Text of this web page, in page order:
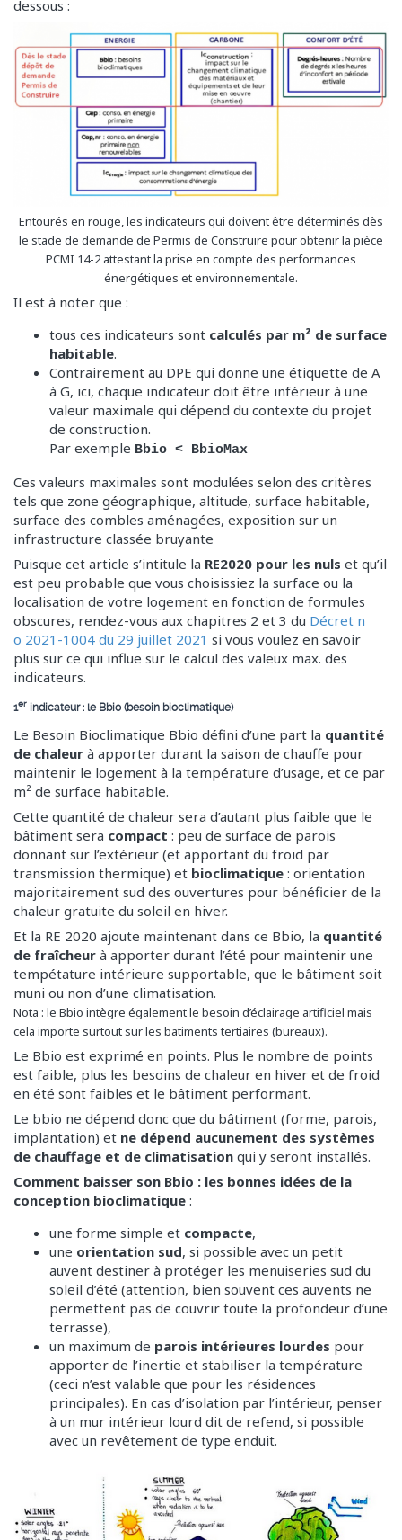
dessous :
Entourés en rouge, les indicateurs qui doivent être déterminés dès
le stade de demande de Permis de Construire pour obtenir la pièce
PCMI 14-2 attestant la prise en compte des performances
énergétiques et environnementale.
Il est à noter que :
tous ces indicateurs sont calculés par m² de surface
habitable.
Contrairement au DPE qui donne une étiquette de A
à G, ici, chaque indicateur doit être inférieur à une
valeur maximale qui dépend du contexte du projet
de construction.
Par exemple Bbio < BbioMax
Ces valeurs maximales sont modulées selon des critères
tels que zone géographique, altitude, surface habitable,
surface des combles aménagées, exposition sur un
infrastructure classée bruyante
Puisque cet article s’intitule la RE2020 pour les nuls et qu’il
est peu probable que vous choisissiez la surface ou la
localisation de votre logement en fonction de formules
obscures, rendez-vous aux chapitres 2 et 3 du Décret n
o 2021-1004 du 29 juillet 2021 si vous voulez en savoir
plus sur ce qui influe sur le calcul des valeux max. des
indicateurs.
1er indicateur : le Bbio (besoin bioclimatique)
Le Besoin Bioclimatique Bbio défini d’une part la quantité
de chaleur à apporter durant la saison de chauffe pour
maintenir le logement à la température d’usage, et ce par
m² de surface habitable.
Cette quantité de chaleur sera d’autant plus faible que le
bâtiment sera compact : peu de surface de parois
donnant sur l’extérieur (et apportant du froid par
transmission thermique) et bioclimatique : orientation
majoritairement sud des ouvertures pour bénéficier de la
chaleur gratuite du soleil en hiver.
Et la RE 2020 ajoute maintenant dans ce Bbio, la quantité
de fraîcheur à apporter durant l’été pour maintenir une
tempétature intérieure supportable, que le bâtiment soit
muni ou non d’une climatisation.
Nota : le Bbio intègre également le besoin d’éclairage artificiel mais
cela importe surtout sur les batiments tertiaires (bureaux).
Le Bbio est exprimé en points. Plus le nombre de points
est faible, plus les besoins de chaleur en hiver et de froid
en été sont faibles et le bâtiment performant.
Le bbio ne dépend donc que du bâtiment (forme, parois,
implantation) et ne dépend aucunement des systèmes
de chauffage et de climatisation qui y seront installés.
Comment baisser son Bbio : les bonnes idées de la
conception bioclimatique :
une forme simple et compacte,
une orientation sud, si possible avec un petit
auvent destiner à protéger les menuiseries sud du
soleil d’été (attention, bien souvent ces auvents ne
permettent pas de couvrir toute la profondeur d’une
terrasse),
un maximum de parois intérieures lourdes pour
apporter de l’inertie et stabiliser la température
(ceci n’est valable que pour les résidences
principales). En cas d’isolation par l’intérieur, penser
à un mur intérieur lourd dit de refend, si possible
avec un revêtement de type enduit.